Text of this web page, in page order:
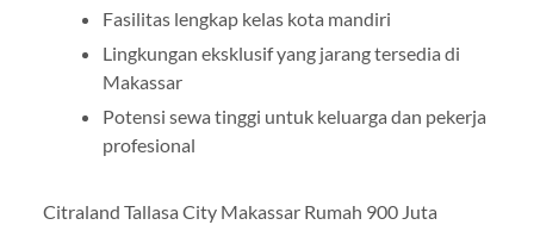
Fasilitas lengkap kelas kota mandiri
Lingkungan eksklusif yang jarang tersedia di
Makassar
Potensi sewa tinggi untuk keluarga dan pekerja
profesional
Citraland Tallasa City Makassar Rumah 900 Juta